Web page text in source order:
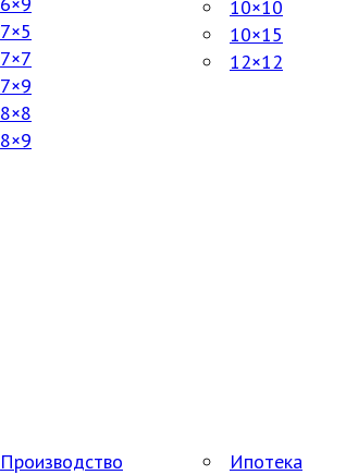
7×5
7×7
7×9
8×8
8×9
10×10
10×15
12×12
Производство
Ипотека